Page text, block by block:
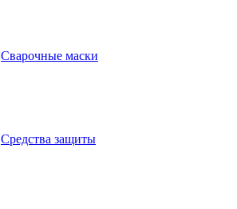
Сварочные маски
Средства защиты